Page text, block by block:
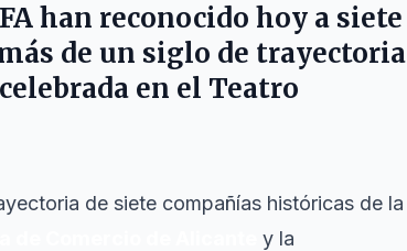
han reconocido hoy a siete
de un siglo de trayectoria
en el Teatro
de siete compañías históricas de la
y la